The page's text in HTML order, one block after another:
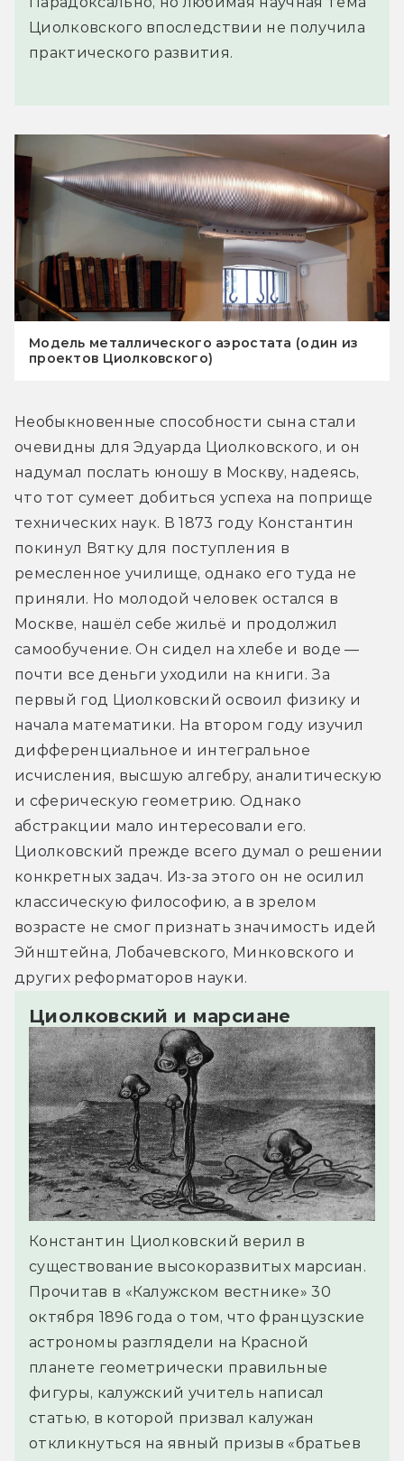
Циолковского впоследствии не получила
практического развития.
Модель металлического аэростата (один из
проектов Циолковского)
Необыкновенные способности сына стали
очевидны для Эдуарда Циолковского, и он
надумал послать юношу в Москву, надеясь,
что тот сумеет добиться успеха на поприще
технических наук. В 1873 году Константин
покинул Вятку для поступления в
ремесленное училище, однако его туда не
приняли. Но молодой человек остался в
Москве, нашёл себе жильё и продолжил
самообучение. Он сидел на хлебе и воде —
почти все деньги уходили на книги. За
первый год Циолковский освоил физику и
начала математики. На втором году изучил
дифференциальное и интегральное
исчисления, высшую алгебру, аналитическую
и сферическую геометрию. Однако
абстракции мало интересовали его.
Циолковский прежде всего думал о решении
конкретных задач. Из-за этого он не осилил
классическую философию, а в зрелом
возрасте не смог признать значимость идей
Эйнштейна, Лобачевского, Минковского и
других реформаторов науки.
Циолковский и марсиане
Константин Циолковский верил в
существование высокоразвитых марсиан.
Прочитав в «Калужском вестнике» 30
октября 1896 года о том, что французские
астрономы разглядели на Красной
планете геометрически правильные
фигуры, калужский учитель написал
статью, в которой призвал калужан
откликнуться на явный призыв «братьев